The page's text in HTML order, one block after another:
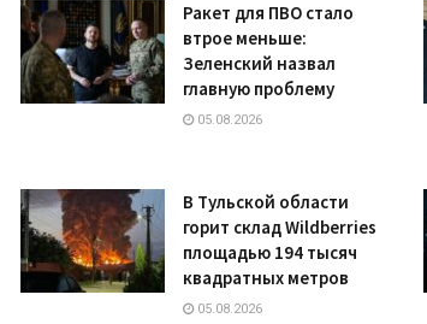
Ракет для ПВО стало
втрое меньше:
Зеленский назвал
главную проблему
05.08.2026
В Тульской области
горит склад Wildberries
площадью 194 тысяч
квадратных метров
05.08.2026